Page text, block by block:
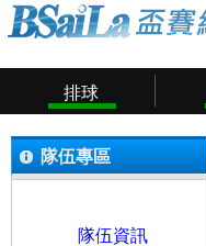
排球
隊伍專區
隊伍資訊